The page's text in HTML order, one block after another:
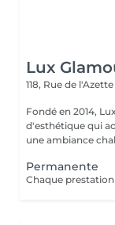
Lux
118, Rue de l'Azette
Fondé en 2014,
d'esthétique qui
une ambiance
Permanente